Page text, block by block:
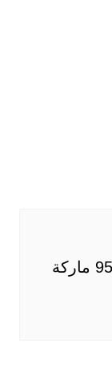
ماكينة تعبئة وتغليف بن موديل 952 ماركة